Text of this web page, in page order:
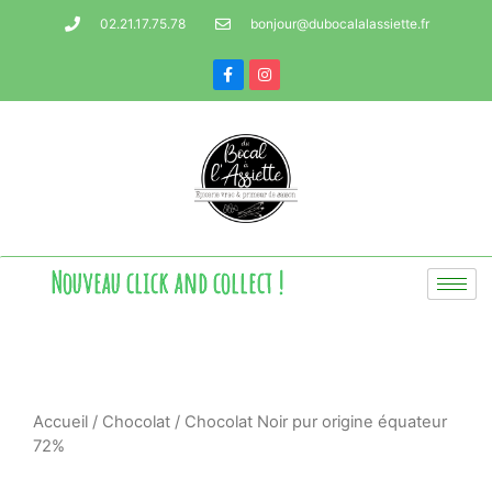
02.21.17.75.78 bonjour@dubocalalassiette.fr
Nouveau click and collect !
Accueil / Chocolat / Chocolat Noir pur origine équateur
72%